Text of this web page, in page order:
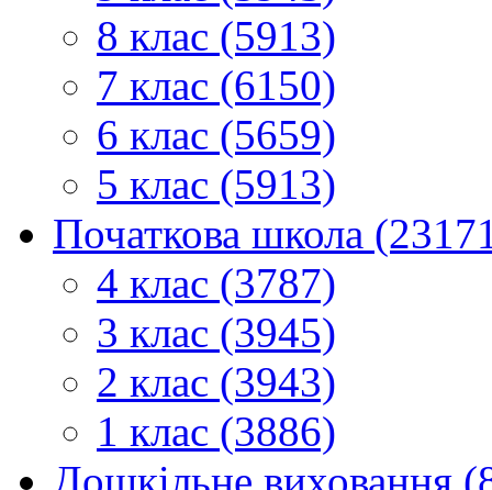
8 клас (5913)
7 клас (6150)
6 клас (5659)
5 клас (5913)
Початкова школа
4 клас (3787)
3 клас (3945)
2 клас (3943)
1 клас (3886)